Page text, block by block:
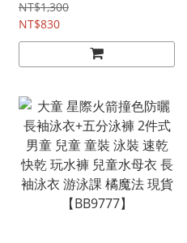
子 運動褲 車褲 短褲 打底褲
騎行褲 瑜伽褲 橘魔法 現貨
【BB9801】
NT$1,300
NT$830